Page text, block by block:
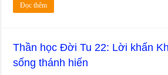
Đọc thêm
Thần học Đời Tu 22: Lời khấn
sống thánh hiến